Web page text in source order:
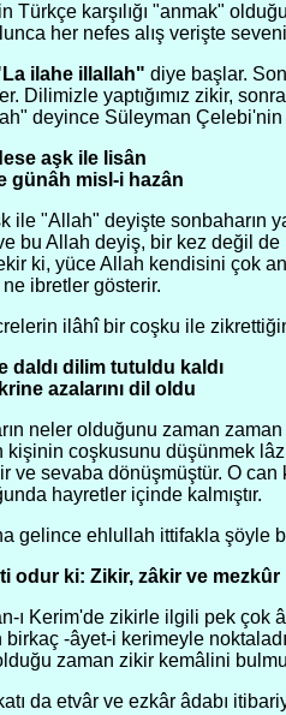
Türkçe karşılığı "anmak"
her nefes alış verişte
ilahe illallah" diye başlar.
Dilimizle yaptığımız zikir,
deyince Süleyman
aşk ile lisân
günâh misl-i hazân
ile "Allah" deyişte sonbaharın
bu Allah deyiş, bir kez değil
ki, yüce Allah kendisini çok
ibretler gösterir.
ilâhî bir coşku ile
daldı dilim tutuldu kaldı
azalarını dil oldu
neler olduğunu zaman
coşkusunu düşünmek
ve sevaba dönüşmüştür. O
hayretler içinde kalmıştır.
gelince ehlullah ittifakla şöyle
odur ki: Zikir, zâkir ve mezkûr
ı Kerim'de zikirle ilgili pek çok
birkaç -âyet-i kerimeyle
zaman zikir kemâlini
da etvâr ve ezkâr âdabı